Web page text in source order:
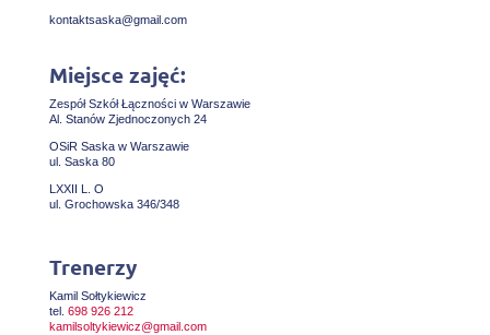
kontaktsaska@gmail.com
Miejsce zajęć:
Zespół Szkół Łączności w Warszawie
Al. Stanów Zjednoczonych 24
OSiR Saska w Warszawie
ul. Saska 80
LXXII L. O
ul. Grochowska 346/348
Trenerzy
Kamil Sołtykiewicz
tel. 698 926 212
kamilsoltykiewicz@gmail.com